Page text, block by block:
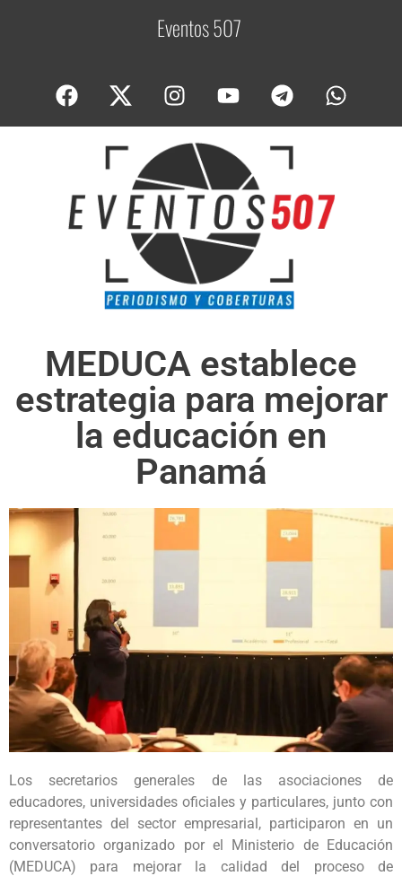
Eventos 507C
MEDUCA establece
estrategia para mejorar
la educación en
Panamá
Los secretarios generales de las asociaciones de
educadores, universidades oficiales y particulares, junto con
representantes del sector empresarial, participaron en un
conversatorio organizado por el Ministerio de Educación
(MEDUCA) para mejorar la calidad del proceso de